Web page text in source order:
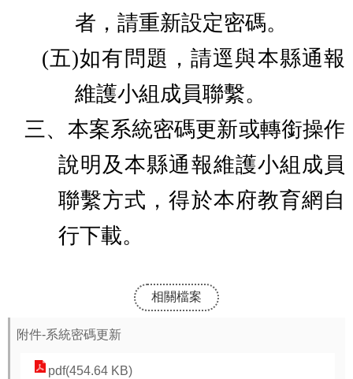
者，請重新設定密碼。
(五)如有問題，請逕與本縣通報
維護小組成員聯繫。
三、 本案系統密碼更新或轉銜操作
說明及本縣通報維護小組成員
聯繫方式，得於本府教育網自
行下載。
相關檔案
附件-系統密碼更新
pdf(454.64 KB)